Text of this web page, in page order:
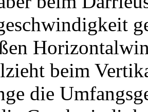
beim
die